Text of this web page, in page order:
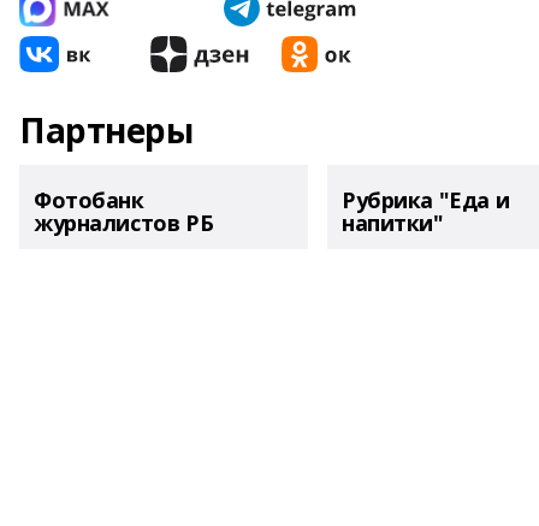
Партнеры
Фотобанк
журналистов РБ
Рубрика "Еда и
напитки"